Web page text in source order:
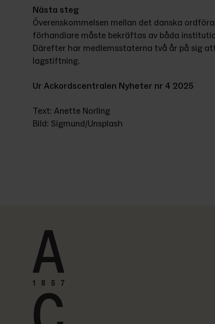
Nästa steg
Överenskommelsen mellan det danska
förhandlare måste bekräftas av båda
Därefter har medlemsstaterna två år på sig
lagstiftning.
Ur Ackordscentralen Nyheter nr 4 2025
Text: Anette Norling
Bild: Sigmund/Unsplash